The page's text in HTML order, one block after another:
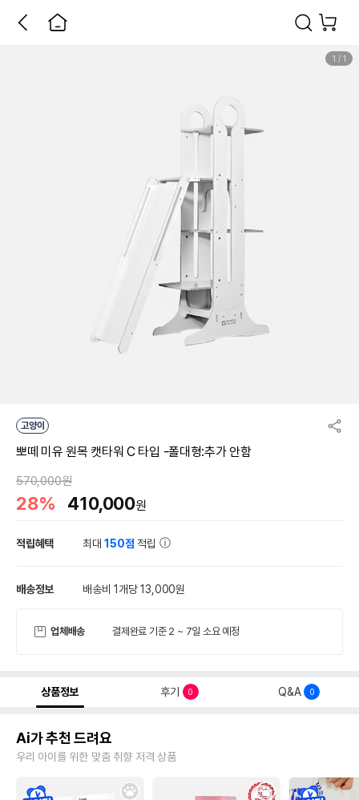
1 / 1
고양이
뽀떼 미유 원목 캣타워 C 타입 -폴대형:추가 안함
570,000원
28% 410,000원
적립혜택 최대150점 적립
배송정보 배송비 1개당 13,000원
업체배송 결제완료 기준 2 ~ 7일 소요 예정
상품정보 후기 0 Q&A 0
Ai가 추천 드려요
우리 아이를 위한 맞춤 취향 저격 상품